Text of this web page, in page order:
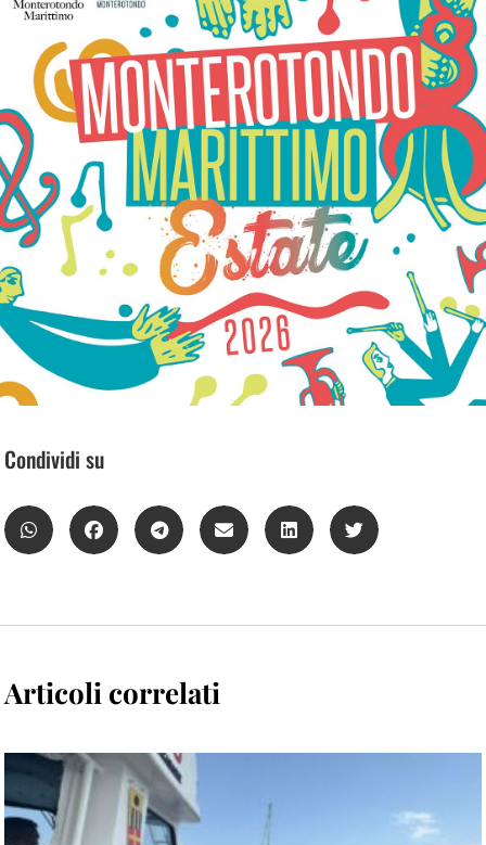
Condividi su
Articoli correlati